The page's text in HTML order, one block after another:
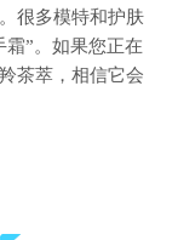
很多模特和护肤
”。如果您正在
茶萃，相信它会